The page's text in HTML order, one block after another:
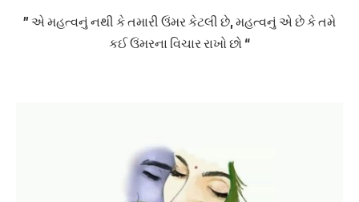
” એ મહત્વનું નથી કે તમારી ઉંમર કેટલી છે, મહત્વનું એ છે કે તમે
કઈ ઉંમરના વિચાર રાખો છો “